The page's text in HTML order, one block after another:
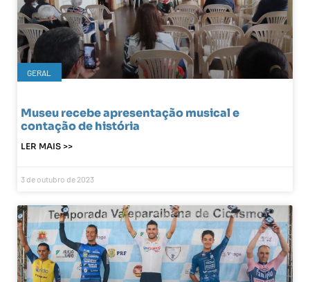
GERAL
Museu recebe apresentação musical e
contação de história
LER MAIS >>
3 de outubro de 2023